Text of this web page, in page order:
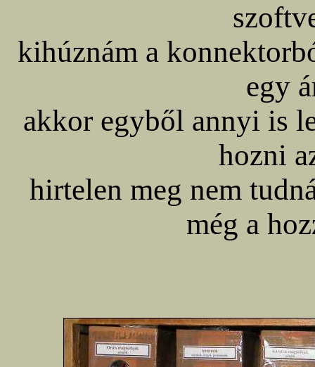
kihúznám a
egy
akkor egyből annyi is
hozni
hirtelen meg nem
még a